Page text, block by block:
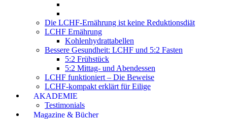
Die LCHF-Ernährung ist keine Reduktionsdiät
LCHF Ernährung
Kohlenhydrattabellen
Bessere Gesundheit: LCHF und 5:2 Fasten
5:2 Frühstück
5:2 Mittag- und Abendessen
LCHF funktioniert – Die Beweise
LCHF-kompakt erklärt für Eilige
AKADEMIE
Testimonials
Magazine & Bücher